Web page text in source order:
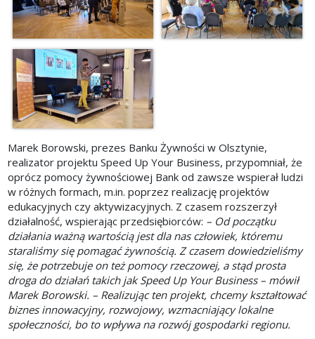
Marek Borowski, prezes Banku Żywności w Olsztynie,
realizator projektu Speed Up Your Business, przypomniał, że
oprócz pomocy żywnościowej Bank od zawsze wspierał ludzi
w różnych formach, m.in. poprzez realizację projektów
edukacyjnych czy aktywizacyjnych. Z czasem rozszerzył
działalność, wspierając przedsiębiorców: – Od początku
działania ważną wartością jest dla nas człowiek, któremu
staraliśmy się pomagać żywnością. Z czasem dowiedzieliśmy
się, że potrzebuje on też pomocy rzeczowej, a stąd prosta
droga do działań takich jak Speed Up Your Business – mówił
Marek Borowski. – Realizując ten projekt, chcemy kształtować
biznes innowacyjny, rozwojowy, wzmacniający lokalne
społeczności, bo to wpływa na rozwój gospodarki regionu.